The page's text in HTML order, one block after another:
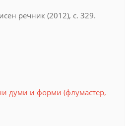
речник (2012), с. 329.
думи и форми (флумастер,